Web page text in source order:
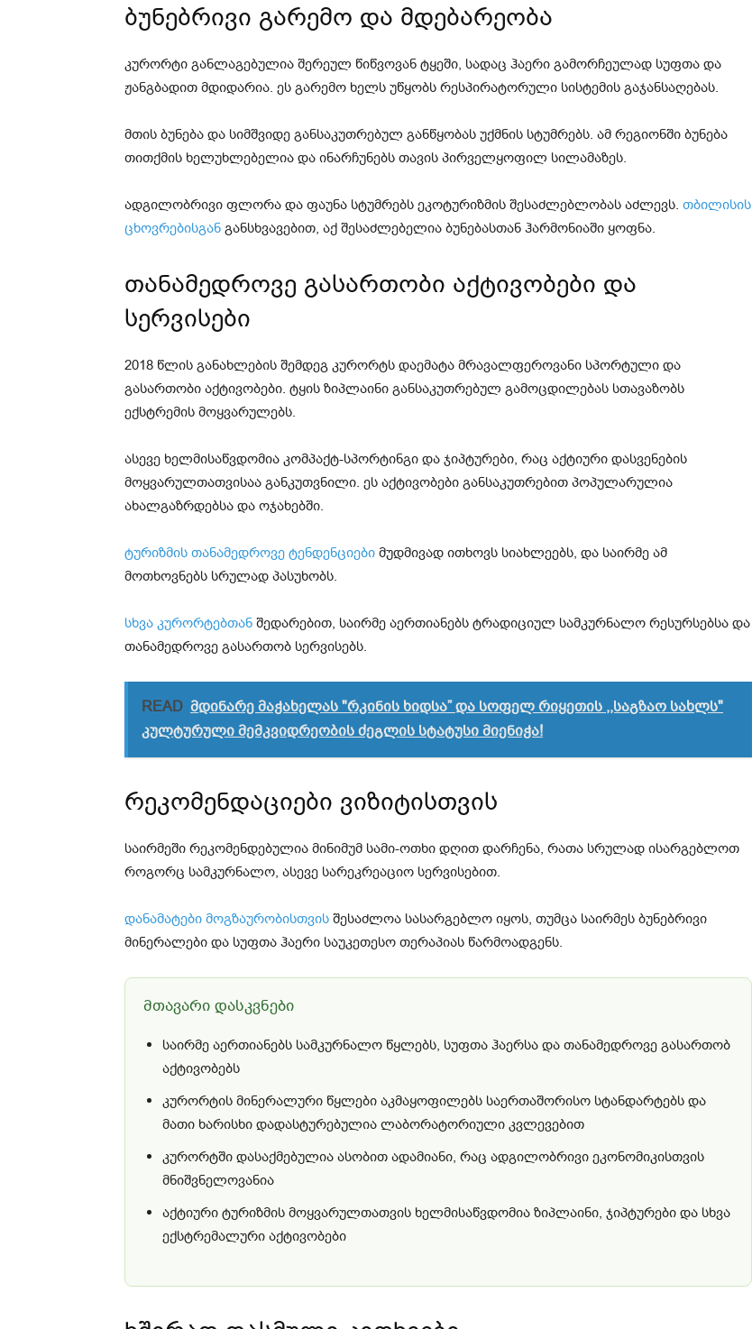
ბუნებრივი გარემო და მდებარეობა
კურორტი განლაგებულია შერეულ წიწვოვან ტყეში, სადაც ჰაერი გამორჩეულად სუფთა და
ჟანგბადით მდიდარია. ეს გარემო ხელს უწყობს რესპირატორული სისტემის გაჯანსაღებას.
მთის ბუნება და სიმშვიდე განსაკუთრებულ განწყობას უქმნის სტუმრებს. ამ რეგიონში ბუნება
თითქმის ხელუხლებელია და ინარჩუნებს თავის პირველყოფილ სილამაზეს.
ადგილობრივი ფლორა და ფაუნა სტუმრებს ეკოტურიზმის შესაძლებლობას აძლევს. თბილისის
ცხოვრებისგან განსხვავებით, აქ შესაძლებელია ბუნებასთან ჰარმონიაში ყოფნა.
თანამედროვე გასართობი აქტივობები და
სერვისები
2018 წლის განახლების შემდეგ კურორტს დაემატა მრავალფეროვანი სპორტული და
გასართობი აქტივობები. ტყის ზიპლაინი განსაკუთრებულ გამოცდილებას სთავაზობს
ექსტრემის მოყვარულებს.
ასევე ხელმისაწვდომია კომპაქტ-სპორტინგი და ჯიპტურები, რაც აქტიური დასვენების
მოყვარულთათვისაა განკუთვნილი. ეს აქტივობები განსაკუთრებით პოპულარულია
ახალგაზრდებსა და ოჯახებში.
ტურიზმის თანამედროვე ტენდენციები მუდმივად ითხოვს სიახლეებს, და საირმე ამ
მოთხოვნებს სრულად პასუხობს.
სხვა კურორტებთან შედარებით, საირმე აერთიანებს ტრადიციულ სამკურნალო რესურსებსა და
თანამედროვე გასართობ სერვისებს.
READ მდინარე მაჭახელას "რკინის ხიდსა” და სოფელ რიყეთის ,,საგზაო სახლს"
კულტურული მემკვიდრეობის ძეგლის სტატუსი მიენიჭა!
რეკომენდაციები ვიზიტისთვის
საირმეში რეკომენდებულია მინიმუმ სამი-ოთხი დღით დარჩენა, რათა სრულად ისარგებლოთ
როგორც სამკურნალო, ასევე სარეკრეაციო სერვისებით.
დანამატები მოგზაურობისთვის შესაძლოა სასარგებლო იყოს, თუმცა საირმეს ბუნებრივი
მინერალები და სუფთა ჰაერი საუკეთესო თერაპიას წარმოადგენს.
მთავარი დასკვნები
საირმე აერთიანებს სამკურნალო წყლებს, სუფთა ჰაერსა და თანამედროვე გასართობ
აქტივობებს
კურორტის მინერალური წყლები აკმაყოფილებს საერთაშორისო სტანდარტებს და
მათი ხარისხი დადასტურებულია ლაბორატორიული კვლევებით
კურორტში დასაქმებულია ასობით ადამიანი, რაც ადგილობრივი ეკონომიკისთვის
მნიშვნელოვანია
აქტიური ტურიზმის მოყვარულთათვის ხელმისაწვდომია ზიპლაინი, ჯიპტურები და სხვა
ექსტრემალური აქტივობები